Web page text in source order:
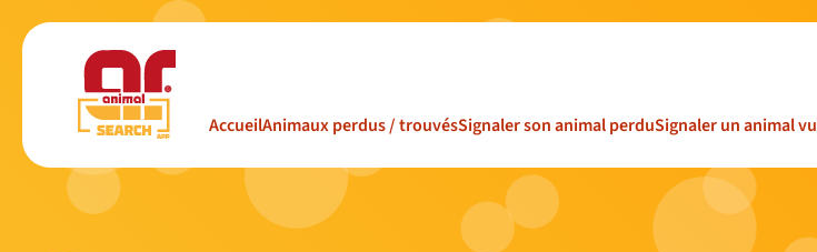
AccueilAnimaux perdus / trouvésSignaler son animal perduSignaler un animal vu